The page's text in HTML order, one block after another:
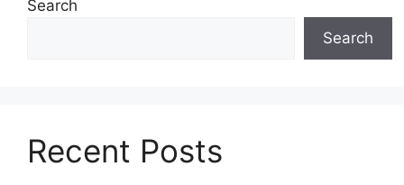
Search
Search
Recent Posts